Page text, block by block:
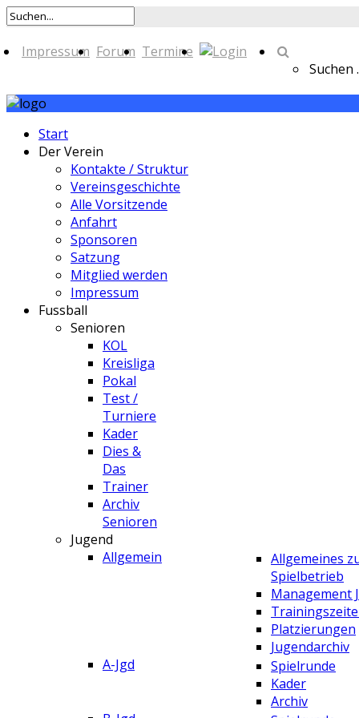
Impressum Forum Termine
Suchen
Start
Der Verein
Kontakte / Struktur
Vereinsgeschichte
Alle Vorsitzende
Anfahrt
Sponsoren
Satzung
Mitglied werden
Impressum
Fussball
Senioren
KOL
Kreisliga
Pokal
Test /
Turniere
Kader
Dies &
Das
Trainer
Archiv
Senioren
Jugend
Allgemein
Allgemeines
Spielbetrieb
Management
Platzierungen
Jugendarchiv
A-Jgd
Spielrunde
Kader
Archiv